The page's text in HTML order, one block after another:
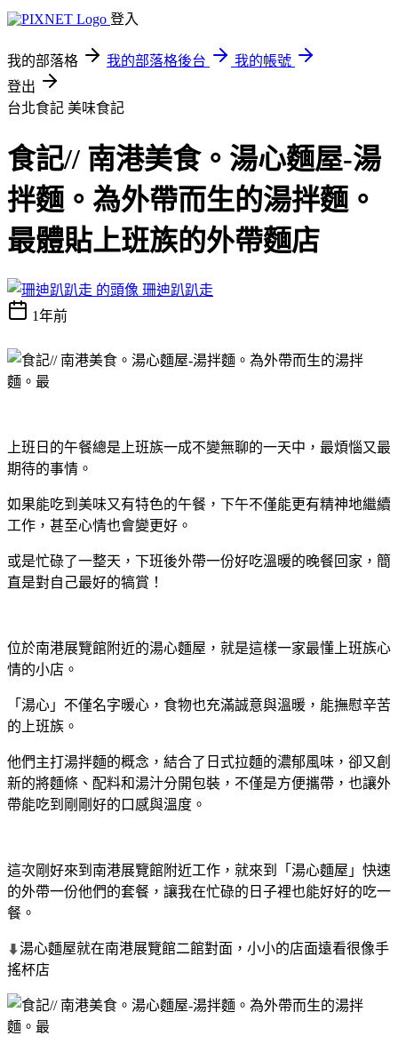
登入
我的部落格 我的部落格後台
我的帳號
登出
台北食記 美味食記
食記// 南港美食。湯心麵屋-湯
拌麵。為外帶而生的湯拌麵。
最體貼上班族的外帶麵店
珊迪趴趴走
1年前
上班日的午餐總是上班族一成不變無聊的一天中，最煩惱又最
期待的事情。
如果能吃到美味又有特色的午餐，下午不僅能更有精神地繼續
工作，甚至心情也會變更好。
或是忙碌了一整天，下班後外帶一份好吃溫暖的晚餐回家，簡
直是對自己最好的犒賞！
位於南港展覽館附近的湯心麵屋，就是這樣一家最懂上班族心
情的小店。
「湯心」不僅名字暖心，食物也充滿誠意與溫暖，能撫慰辛苦
的上班族。
他們主打湯拌麵的概念，結合了日式拉麵的濃郁風味，卻又創
新的將麵條、配料和湯汁分開包裝，不僅是方便攜帶，也讓外
帶能吃到剛剛好的口感與溫度。
這次剛好來到南港展覽館附近工作，就來到「湯心麵屋」快速
的外帶一份他們的套餐，讓我在忙碌的日子裡也能好好的吃一
餐。
⬇湯心麵屋就在南港展覽館二館對面，小小的店面遠看很像手
搖杯店